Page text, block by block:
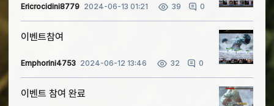
Ericrocidini8779 2024-06-13 01:21 39 0
이벤트참여
Emphorini4753 2024-06-12 13:46 32 0
이벤트 참여 완료